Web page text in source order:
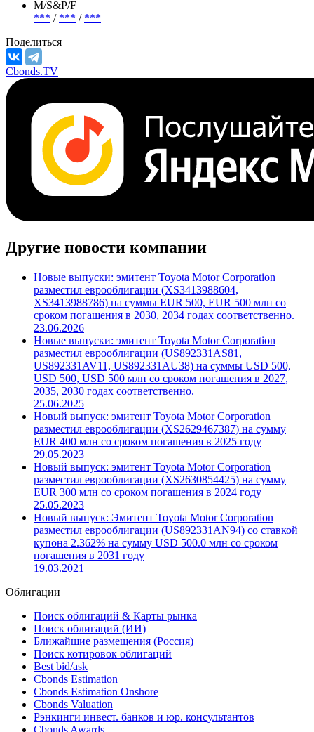
Производство автотранспорта
М/S&P/F
Поделиться
Cbonds.TV
Другие новости компании
Новые выпуски: эмитент Toyota Motor Corporation
разместил еврооблигации (XS3413988604,
XS3413988786) на суммы EUR 500, EUR 500 млн со
сроком погашения в 2030, 2034 годах соответственно.
23.06.2026
Новые выпуски: эмитент Toyota Motor Corporation
разместил еврооблигации (US892331AS81,
US892331AV11, US892331AU38) на суммы USD 500,
USD 500, USD 500 млн со сроком погашения в 2027,
2035, 2030 годах соответственно.
25.06.2025
Новый выпуск: эмитент Toyota Motor Corporation
разместил еврооблигации (XS2629467387) на сумму
EUR 400 млн со сроком погашения в 2025 году
29.05.2023
Новый выпуск: эмитент Toyota Motor Corporation
разместил еврооблигации (XS2630854425) на сумму
EUR 300 млн со сроком погашения в 2024 году
25.05.2023
Новый выпуск: Эмитент Toyota Motor Corporation
разместил еврооблигации (US892331AN94) со ставкой
купона 2.362% на сумму USD 500.0 млн со сроком
погашения в 2031 году
Поиск облигаций & Карты рынка
Поиск облигаций (ИИ)
Ближайшие размещения (Россия)
Поиск котировок облигаций
Best bid/ask
Cbonds Estimation
Cbonds Estimation Onshore
Cbonds Valuation
Рэнкинги инвест. банков и юр. консультантов